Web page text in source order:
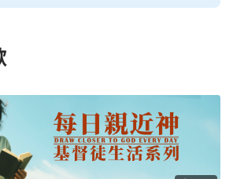
界、種族等等，這個應許都將會得
？神的權柄與神的能力範圍掌管的
雖然光是神造的，并不能説神就
水就只管理水，剩下的事就與神無